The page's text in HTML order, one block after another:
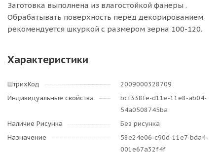
Заготовка выполнена из влагостойкой фанеры .
Обрабатывать поверхность перед декорированием
рекомендуется шкуркой с размером зерна 100-120.
Характеристики
ШтрихКод
2009000328709
Индивидуальные свойства
bcf338fe-d11e-11e8-ab04-
54a0508745ba
Наличие Рисунка
Без рисунка
Назначение
58e24e06-c90d-11e7-bda4-
001e67a32f4f